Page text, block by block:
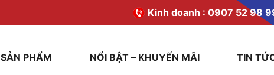
Kinh doanh : 0907 52 98
SẢN PHẨM NỔI BẬT – KHUYẾN MÃI TIN